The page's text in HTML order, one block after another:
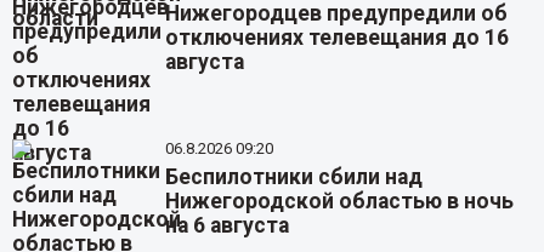
Нижегородцев предупредили об
отключениях телевещания до 16
августа
06.8.2026 09:20
Беспилотники сбили над
Нижегородской областью в ночь
на 6 августа